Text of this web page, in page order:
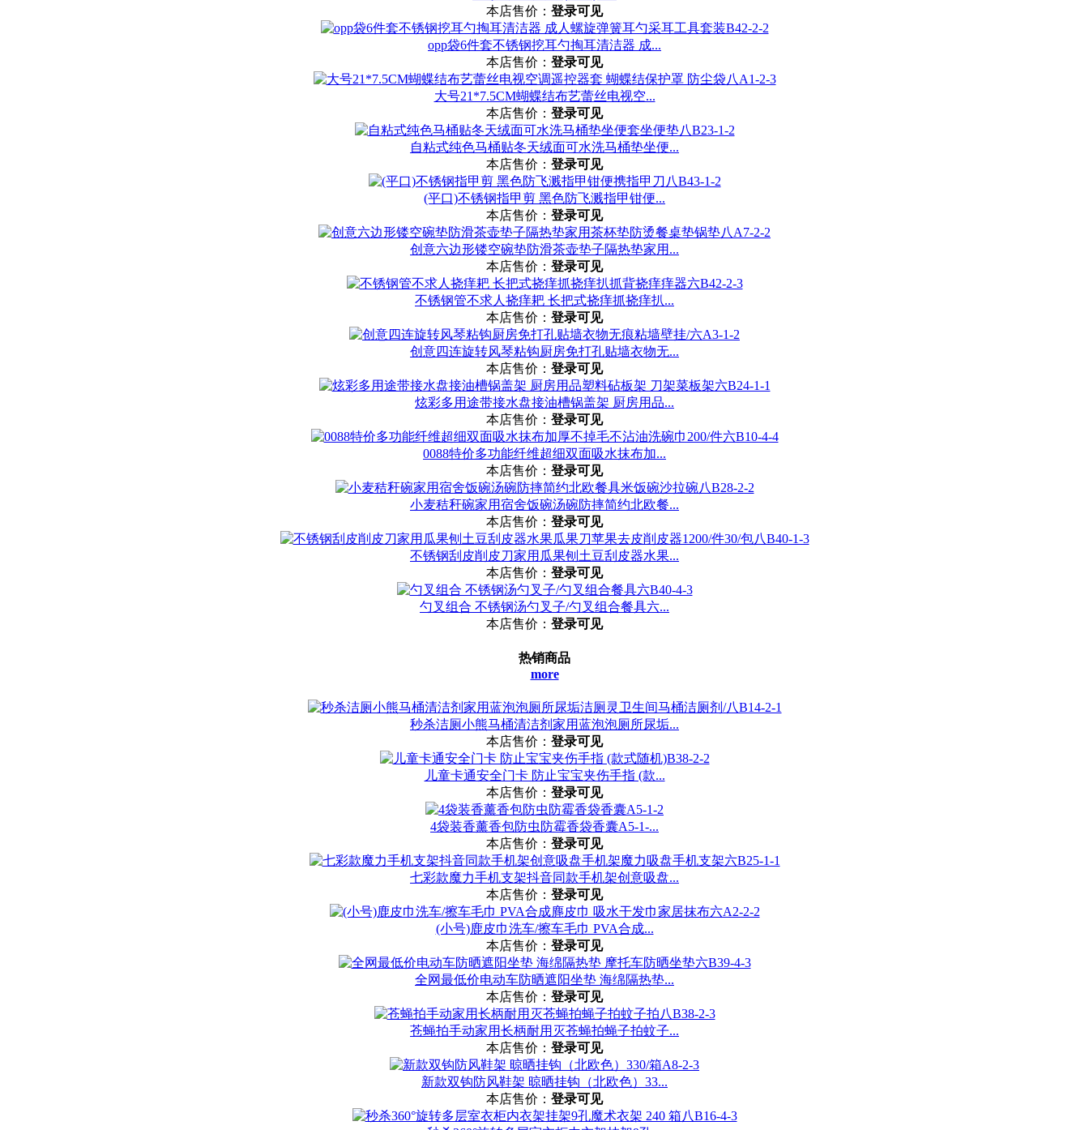
本店售价： 登录可见
opp袋6件套不锈钢挖耳勺掏耳清洁器 成...
本店售价： 登录可见
大号21*7.5CM蝴蝶结布艺蕾丝电视空...
本店售价： 登录可见
自粘式纯色马桶贴冬天绒面可水洗马桶垫坐便...
本店售价： 登录可见
(平口)不锈钢指甲剪 黑色防飞溅指甲钳便...
本店售价： 登录可见
创意六边形镂空碗垫防滑茶壶垫子隔热垫家用...
本店售价： 登录可见
不锈钢管不求人挠痒耙 长把式挠痒抓挠痒扒...
本店售价： 登录可见
创意四连旋转风琴粘钩厨房免打孔贴墙衣物无...
本店售价： 登录可见
炫彩多用途带接水盘接油槽锅盖架 厨房用品...
本店售价： 登录可见
0088特价多功能纤维超细双面吸水抹布加...
本店售价： 登录可见
小麦秸秆碗家用宿舍饭碗汤碗防摔简约北欧餐...
本店售价： 登录可见
不锈钢刮皮削皮刀家用瓜果刨土豆刮皮器水果...
本店售价： 登录可见
勺叉组合 不锈钢汤勺叉子/勺叉组合餐具六...
本店售价： 登录可见
热销商品
more
秒杀洁厕小熊马桶清洁剂家用蓝泡泡厕所尿垢...
本店售价： 登录可见
儿童卡通安全门卡 防止宝宝夹伤手指 (款...
本店售价： 登录可见
4袋装香薰香包防虫防霉香袋香囊A5-1-...
本店售价： 登录可见
七彩款魔力手机支架抖音同款手机架创意吸盘...
本店售价： 登录可见
(小号)鹿皮巾洗车/擦车毛巾 PVA合成...
本店售价： 登录可见
全网最低价电动车防晒遮阳坐垫 海绵隔热垫...
本店售价： 登录可见
苍蝇拍手动家用长柄耐用灭苍蝇拍蝇子拍蚊子...
本店售价： 登录可见
新款双钩防风鞋架 晾晒挂钩（北欧色）33...
本店售价： 登录可见